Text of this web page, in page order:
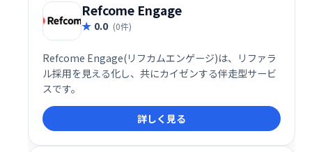
Refcome Engage
0.0 (0件)
Refcome Engage(リフカムエンゲージ)は、リファラ
ル採用を見える化し、共にカイゼンする伴走型サービ
スです。
詳しく見る